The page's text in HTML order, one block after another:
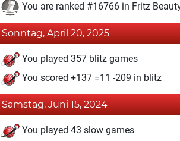
You are ranked #16766 in Fritz
Sonntag, April 20, 2025
You played 357 blitz games
You scored +137 =11 -209 in blitz
Samstag, Juni 15, 2024
You played 43 slow games